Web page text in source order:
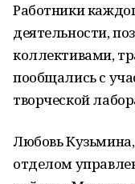
Работники
деятельности,
коллективами,
пообщались с
творческой
Любовь
отделом